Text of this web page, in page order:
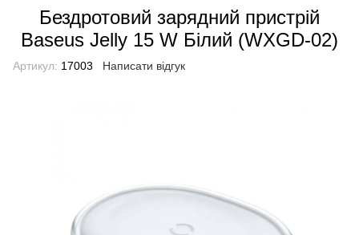
Бездротовий зарядний пристрій
Baseus Jelly 15 W Білий (WXGD-02)
Артикул: 17003 Написати відгук